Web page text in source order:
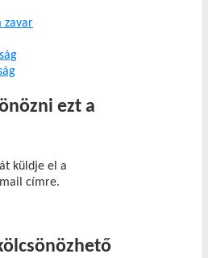
zavar
ezt a
küldje el a
címre.